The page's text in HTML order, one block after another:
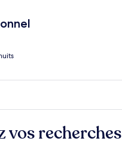
vos recherches